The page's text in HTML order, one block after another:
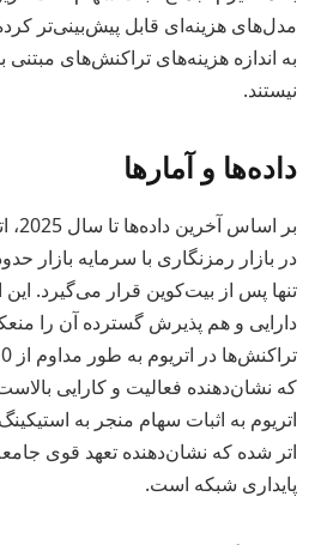
مدل‌های هزینه‌ای قابل پیش‌بینی‌تر
به اندازه هزینه‌های تراکنش‌های مبتنی
نیستند.
داده‌ها و آمارها
بر
تنها پس از بیت‌کوین قرار می‌گیرد.
دارایی و هم پذیرش گسترده آن را
که نشان‌دهنده فعالیت و کارایی
اتر شده که نشان‌دهنده تعهد قوی
پایداری شبکه است.